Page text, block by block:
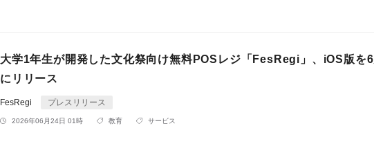
大学1年生が開発した文化祭向け無料POSレジ「FesRegi」、iOS版を
にリリース
FesRegi プレスリリース
2026年06月24日 01時 教育 サービス